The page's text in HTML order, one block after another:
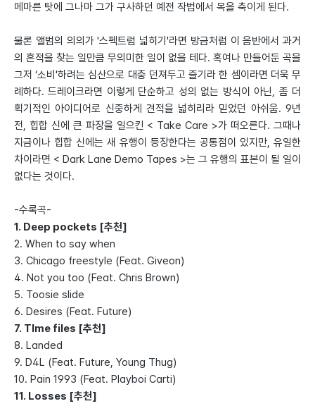
메마른 탓에 그나마 그가 구사하던 예전 작법에서 목을 축이게 된다.
물론 앨범의 의의가 '스펙트럼 넓히기'라면 방금처럼 이 음반에서 과거
의 흔적을 찾는 일만큼 무의미한 일이 없을 테다. 혹여나 만들어둔 곡을
그저 ‘소비'하려는 심산으로 대충 던져두고 즐기라 한 셈이라면 더욱 무
례하다. 드레이크라면 이렇게 단순하고 성의 없는 방식이 아닌, 좀 더
획기적인 아이디어로 신중하게 견적을 넓히리라 믿었던 아쉬움. 9년
전, 힙합 신에 큰 파장을 일으킨 < Take Care >가 떠오른다. 그때나
지금이나 힙합 신에는 새 유행이 등장한다는 공통점이 있지만, 유일한
차이라면 < Dark Lane Demo Tapes >는 그 유행의 표본이 될 일이
없다는 것이다.
-수록곡-
1. Deep pockets [추천]
2. When to say when
3. Chicago freestyle (Feat. Giveon)
4. Not you too (Feat. Chris Brown)
5. Toosie slide
6. Desires (Feat. Future)
7. TIme files [추천]
8. Landed
9. D4L (Feat. Future, Young Thug)
10. Pain 1993 (Feat. Playboi Carti)
11. Losses [추천]